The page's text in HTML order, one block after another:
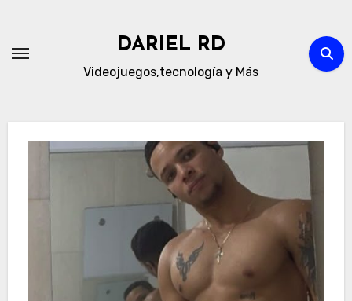
content
DARIEL RD
Videojuegos,tecnología y Más